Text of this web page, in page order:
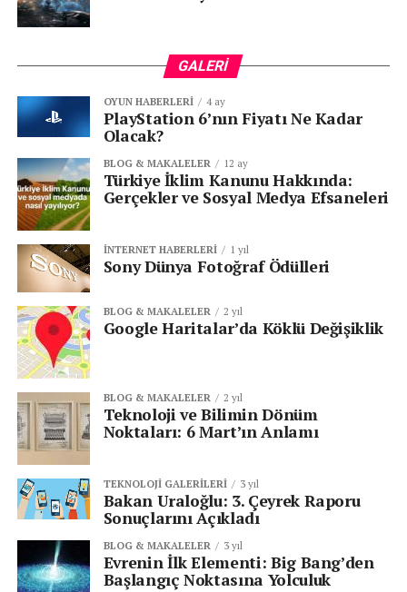
KATEGORİLER: |Sosyal Medya Haberleri
ETIKETLER: FEATURED META
SONRAKI
Fransa Senatosu 15 Yaş Altına Yasak Getiren
Sosyal Medya Yasa Tasarısını Kabul Etti
ÖNCEKI
Dijital Çağda Değer Yozlaşması: Beğeni Uğruna
Tükenen Ahlak
GALERI
OYUN HABERLERI 4 ay
PlayStation 6’nın Fiyatı Ne Kadar
Olacak?
BLOG & MAKALELER 12 ay
Türkiye İklim Kanunu Hakkında:
Gerçekler ve Sosyal Medya Efsaneleri
İNTERNET HABERLERI 1 yıl
Sony Dünya Fotoğraf Ödülleri
BLOG & MAKALELER 2 yıl
Google Haritalar’da Köklü Değişiklik
BLOG & MAKALELER 2 yıl
Teknoloji ve Bilimin Dönüm
Noktaları: 6 Mart’ın Anlamı
TEKNOLOJI GALERILERI 3 yıl
Bakan Uraloğlu: 3. Çeyrek Raporu
Sonuçlarını Açıkladı
BLOG & MAKALELER 3 yıl
Evrenin İlk Elementi: Big Bang’den
Başlangıç Noktasına Yolculuk